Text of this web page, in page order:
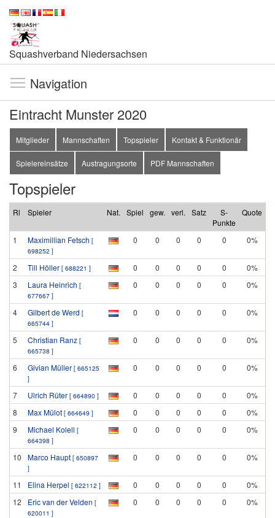
Squashverband Niedersachsen
Navigation
Eintracht Munster 2020
Mitglieder Mannschaften Topspieler Kontakt & Funktionär
Spielereinsätze Austragungsorte PDF Mannschaften
Topspieler
Rl Spieler Nat. Spiel gew. verl. Satz
S-
Punkte
Quote
1 Maximillian Fetsch [
698252 ]
0 0 0 0 0 0%
2 Till Höller [ 688221 ] 0 0 0 0 0
0%
3
Laura Heinrich [
677667 ]
0 0 0 0 0 0%
4 Gilbert de Werd [
665744 ]
0 0 0 0 0 0%
5 Christian Ranz [
665738 ]
0 0 0 0 0 0%
6 Givian Müller [ 665125
]
0 0 0 0 0 0%
7 Ulrich Rüter [ 664890 ] 0 0 0 0 0
0%
8
Max Mülot [ 664649 ] 0 0 0 0 0
0%
9
Michael Kolell [
664398 ]
0 0 0 0 0 0%
10 Marco Haupt [ 650897
]
0 0 0 0 0 0%
11 Elina Herpel [ 622112 ] 0 0 0 0 0
0%
12
Eric van der Velden [
620011 ]
0 0 0 0 0 0%